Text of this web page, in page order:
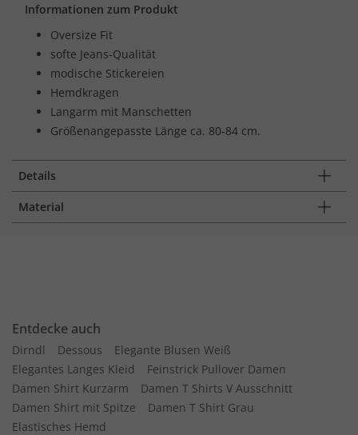
Informationen zum Produkt
Oversize Fit
softe Jeans-Qualität
modische Stickereien
Hemdkragen
Langarm mit Manschetten
Größenangepasste Länge ca. 80-84 cm.
Details
Material
Entdecke auch
Dirndl Dessous
Elegante Blusen Weiß
Elegantes Langes Kleid
Feinstrick Pullover Damen
Damen Shirt Kurzarm
Damen T Shirts V Ausschnitt
Damen Shirt mit Spitze
Damen T Shirt Grau
Elastisches Hemd